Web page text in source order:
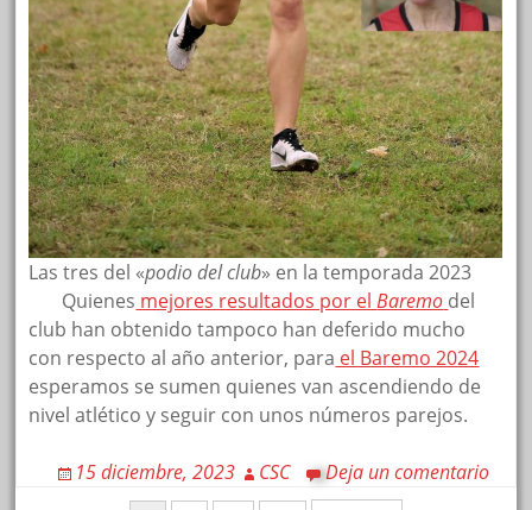
Las tres del «podio del club» en la temporada 2023
Quienes mejores resultados por elBaremo del
club han obtenido tampoco han deferido mucho
con respecto al año anterior, para el Baremo 2024
esperamos se sumen quienes van ascendiendo de
nivel atlético y seguir con unos números parejos.
15 diciembre, 2023 CSC Deja un comentario